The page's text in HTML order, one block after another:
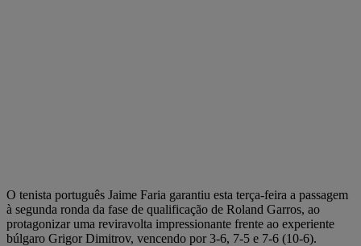
O tenista português Jaime Faria garantiu esta terça-feira a passagem
à segunda ronda da fase de qualificação de Roland Garros, ao
protagonizar uma reviravolta impressionante frente ao experiente
búlgaro Grigor Dimitrov, vencendo por 3-6, 7-5 e 7-6 (10-6).